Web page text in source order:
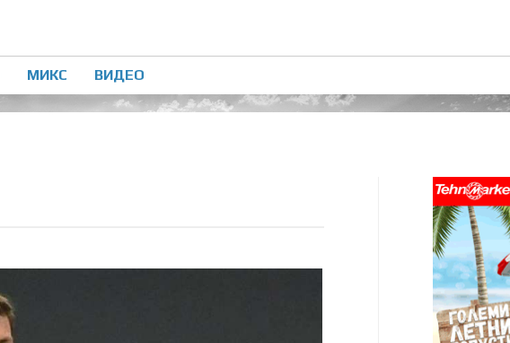
МИКС ВИДЕО